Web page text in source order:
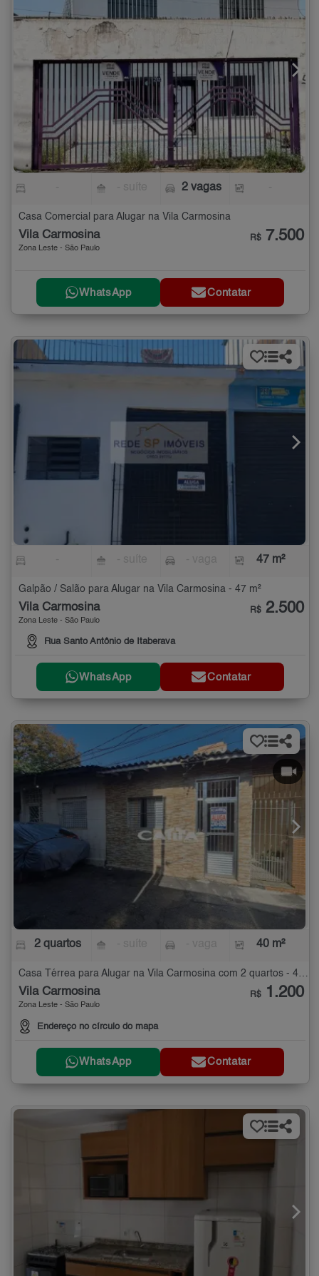
2 vagas
Casa Comercial para Alugar na Vila Carmosina
Vila Carmosina
Zona Leste - São Paulo
R$ 7.500
WhatsApp Contatar
47 m²
Galpão / Salão para Alugar na Vila Carmosina - 47 m²
Vila Carmosina
Zona Leste - São Paulo
Rua Santo Antônio de Itaberava
R$ 2.500
WhatsApp Contatar
2 quartos 40 m²
Casa Térrea para Alugar na Vila Carmosina com 2 quartos - 40 m²
Vila Carmosina
Zona Leste - São Paulo
Endereço no círculo do mapa
R$ 1.200
WhatsApp Contatar